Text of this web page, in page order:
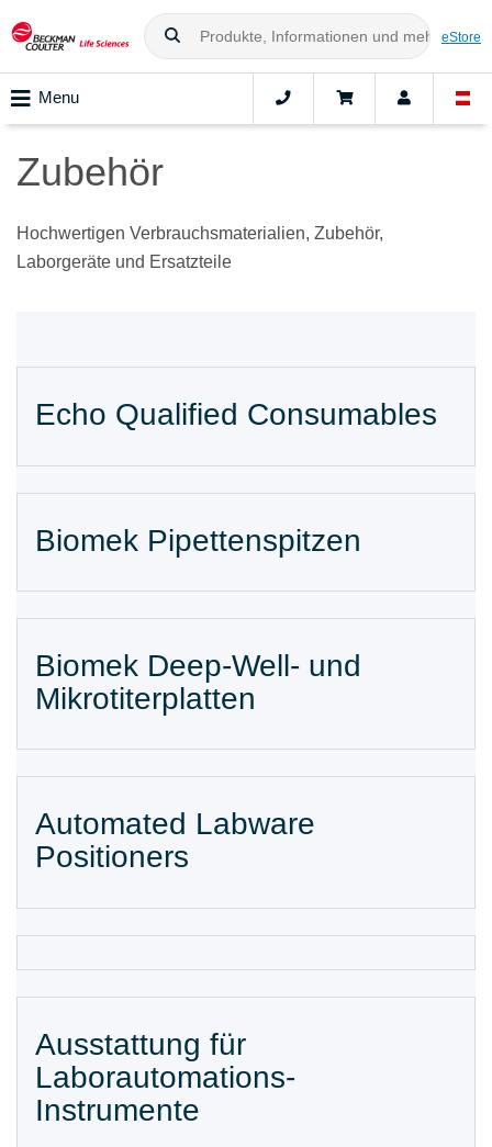
eStore
Menu
Zubehör
Hochwertigen Verbrauchsmaterialien, Zubehör,
Laborgeräte und Ersatzteile
Echo Qualified Consumables
Biomek Pipettenspitzen
Biomek Deep-Well- und
Mikrotiterplatten
Automated Labware
Positioners
Ausstattung für
Laborautomations-
Instrumente